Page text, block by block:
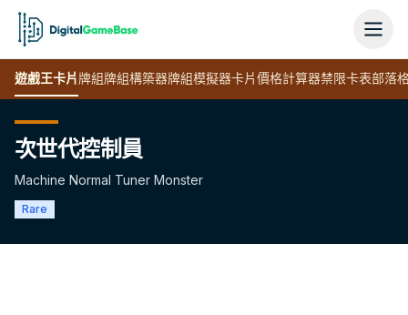
遊戲王卡片牌組牌組構築器牌組模擬器卡片價格計算器禁限卡表部落
次世代控制員
Machine Normal Tuner Monster
Rare